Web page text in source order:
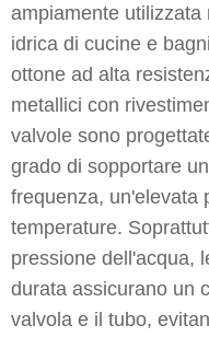
ampiamente
idrica di cucine e
ottone ad alta
metallici con
valvole sono
grado di sopportare
frequenza, un'elevata
temperature.
pressione dell'acqua,
durata assicurano un
valvola e il tubo,